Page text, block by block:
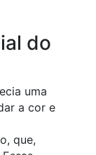
do
uma
a cor e
que,